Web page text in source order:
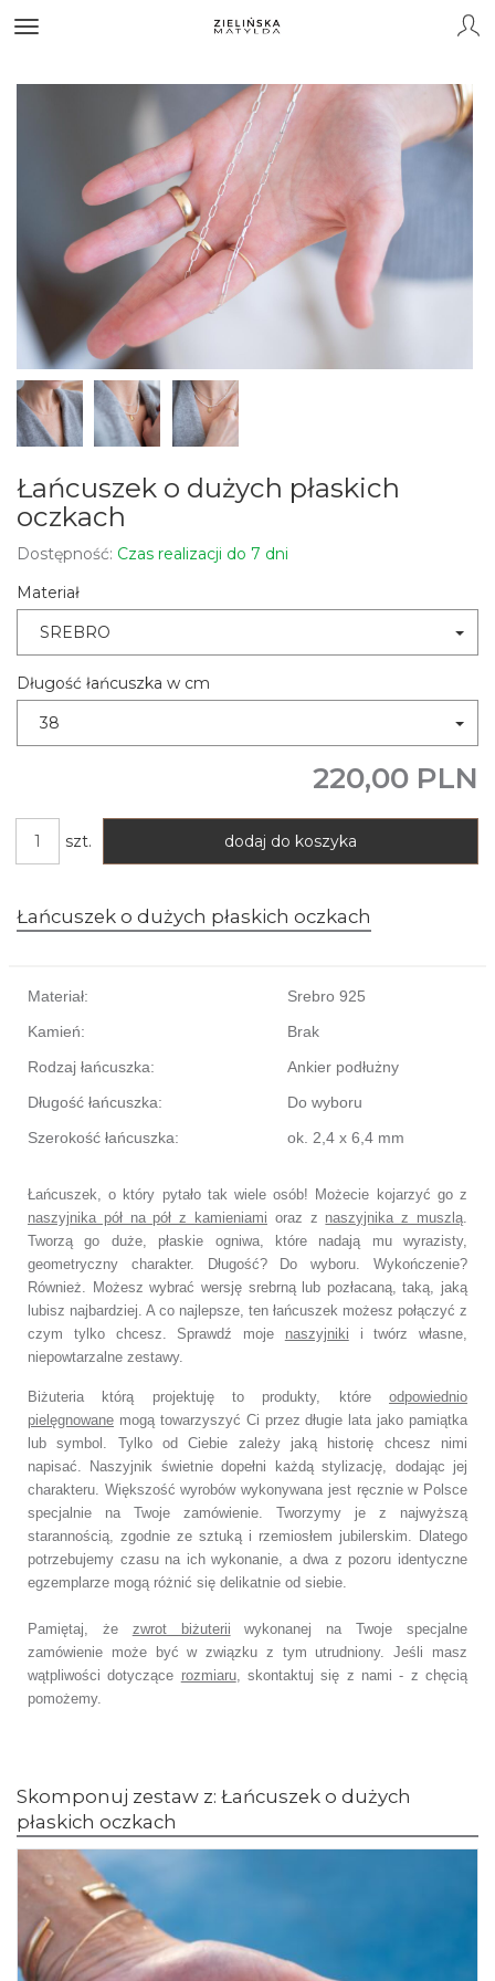
Łańcuszek o dużych płaskich
oczkach
Dostępność: Czas realizacji do 7 dni
Materiał
SREBRO
Długość łańcuszka w cm
38
220,00 PLN
szt. dodaj do koszyka
Łańcuszek o dużych płaskich oczkach
Materiał:
Srebro 925
Kamień:
Brak
Rodzaj łańcuszka:
Ankier podłużny
Długość łańcuszka:
Do wyboru
Szerokość łańcuszka:
ok. 2,4 x 6,4 mm
Łańcuszek, o który pytało tak wiele osób! Możecie kojarzyć go z
naszyjnika pół na pół z kamieniami oraz z naszyjnika z muszlą.
Tworzą go duże, płaskie ogniwa, które nadają mu wyrazisty,
geometryczny charakter. Długość? Do wyboru. Wykończenie?
Również. Możesz wybrać wersję srebrną lub pozłacaną, taką, jaką
lubisz najbardziej. A co najlepsze, ten łańcuszek możesz połączyć z
czym tylko chcesz. Sprawdź moje naszyjniki i twórz własne,
niepowtarzalne zestawy.
Biżuteria którą projektuję to produkty, które odpowiednio
pielęgnowane mogą towarzyszyć Ci przez długie lata jako pamiątka
lub symbol. Tylko od Ciebie zależy jaką historię chcesz nimi
napisać. Naszyjnik świetnie dopełni każdą stylizację, dodając jej
charakteru. Większość wyrobów wykonywana jest ręcznie w Polsce
specjalnie na Twoje zamówienie. Tworzymy je z najwyższą
starannością, zgodnie ze sztuką i rzemiosłem jubilerskim. Dlatego
potrzebujemy czasu na ich wykonanie, a dwa z pozoru identyczne
egzemplarze mogą różnić się delikatnie od siebie.
Pamiętaj, że zwrot biżuterii wykonanej na Twoje specjalne
zamówienie może być w związku z tym utrudniony. Jeśli masz
wątpliwości dotyczące rozmiaru, skontaktuj się z nami - z chęcią
pomożemy.
Skomponuj zestaw z: Łańcuszek o dużych
płaskich oczkach